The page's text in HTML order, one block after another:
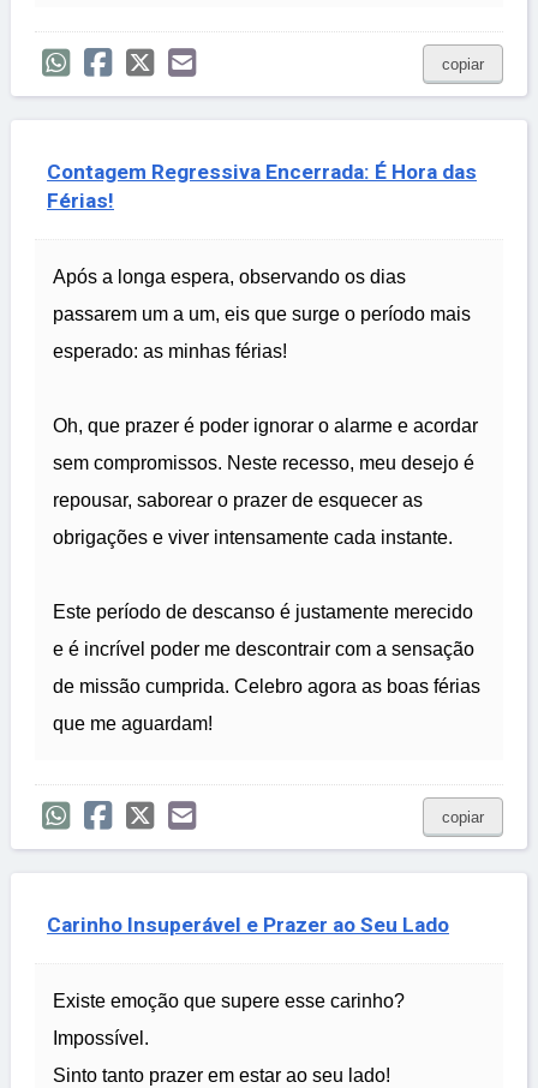
copiar
Contagem Regressiva Encerrada: É Hora das
Férias!
Após a longa espera, observando os dias
passarem um a um, eis que surge o período mais
esperado: as minhas férias!
Oh, que prazer é poder ignorar o alarme e acordar
sem compromissos. Neste recesso, meu desejo é
repousar, saborear o prazer de esquecer as
obrigações e viver intensamente cada instante.
Este período de descanso é justamente merecido
e é incrível poder me descontrair com a sensação
de missão cumprida. Celebro agora as boas férias
que me aguardam!
copiar
Carinho Insuperável e Prazer ao Seu Lado
Existe emoção que supere esse carinho?
Impossível.
Sinto tanto prazer em estar ao seu lado!